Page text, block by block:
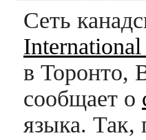
Сеть
в Торонто,
сообщает о
языка.